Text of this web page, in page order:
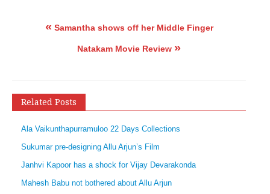
« Samantha shows off her Middle Finger
Natakam Movie Review »
Related Posts
Ala Vaikunthapurramuloo 22 Days Collections
Sukumar pre-designing Allu Arjun’s Film
Janhvi Kapoor has a shock for Vijay Devarakonda
Mahesh Babu not bothered about Allu Arjun